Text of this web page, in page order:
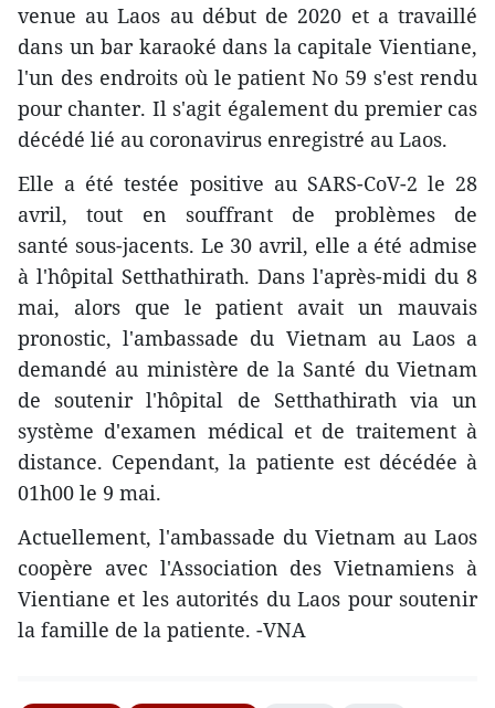
venue au Laos au début de 2020 et a travaillé
dans un bar karaoké dans la capitale Vientiane,
l'un des endroits où le patient No 59 s'est rendu
pour chanter. Il s'agit également du premier cas
décédé lié au coronavirus enregistré au Laos.
Elle a été testée positive au SARS-CoV-2 le 28
avril, tout en souffrant de problèmes de
santé sous-jacents. Le 30 avril, elle a été admise
à l'hôpital Setthathirath. Dans l'après-midi du 8
mai, alors que le patient avait un mauvais
pronostic, l'ambassade du Vietnam au Laos a
demandé au ministère de la Santé du Vietnam
de soutenir l'hôpital de Setthathirath via un
système d'examen médical et de traitement à
distance. Cependant, la patiente est décédée à
01h00 le 9 mai.
Actuellement, l'ambassade du Vietnam au Laos
coopère avec l'Association des Vietnamiens à
Vientiane et les autorités du Laos pour soutenir
la famille de la patiente. -VNA